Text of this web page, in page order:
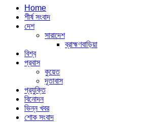
Home
শীর্ষ সংবাদ
দেশ
সারাদেশ
ব্রাহ্মণবাড়িয়া
বিশ্ব
প্রবাস
কুয়েত
দূতাবাস
প্রযুক্তি
বিনোদন
ভিন্ন খবর
শোক সংবাদ